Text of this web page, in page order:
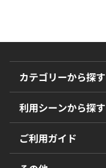
カテゴリーから探す
利用シーンから探す
ご利用ガイド